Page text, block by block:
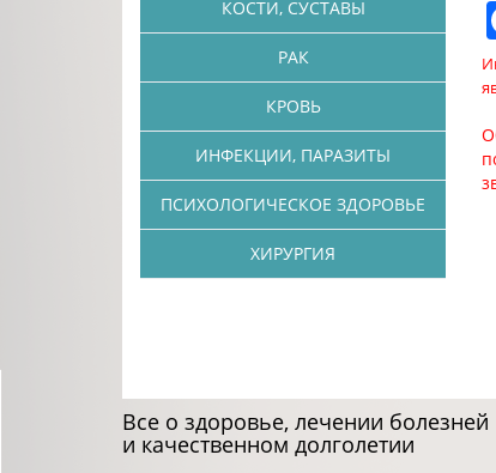
КОСТИ, СУСТАВЫ
РАК
КРОВЬ
ИНФЕКЦИИ, ПАРАЗИТЫ
ПСИХОЛОГИЧЕСКОЕ ЗДОРОВЬЕ
ХИРУРГИЯ
Все о здоровье, лечении болезней
и качественном долголетии